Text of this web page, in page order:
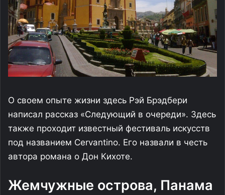
О своем опыте жизни здесь Рэй Брэдбери
написал рассказ «Следующий в очереди». Здесь
также проходит известный фестиваль искусств
под названием Cervantino. Его назвали в честь
автора романа о Дон Кихоте.
Жемчужные острова, Панама